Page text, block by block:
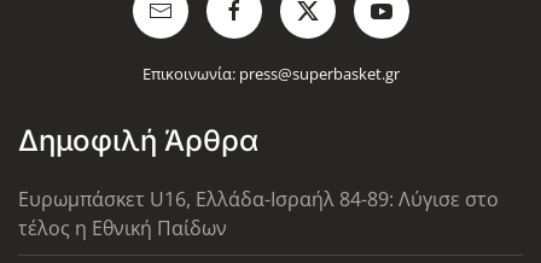
Επικοινωνία: press@superbasket.gr
Δημοφιλή Άρθρα
Ευρωμπάσκετ U16, Ελλάδα-Ισραήλ 84-89: Λύγισε στο
τέλος η Εθνική Παίδων